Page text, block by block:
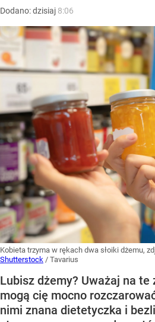
Dodano:dzisiaj 8:06
Kobieta trzyma w rękach dwa słoiki dżemu,
Shutterstock / Tavarius
Lubisz dżemy? Uważaj na
mogą cię mocno
nimi znana dietetyczka i